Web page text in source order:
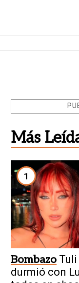
Más
1
Bombazo
durmió con